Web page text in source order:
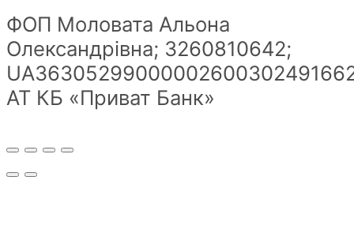
ФОП Моловата Альона
Олександрівна; 3260810642;
АТ КБ «Приват Банк»